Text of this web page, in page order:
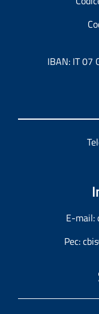
IBAN: IT
E-mail:
Pec: